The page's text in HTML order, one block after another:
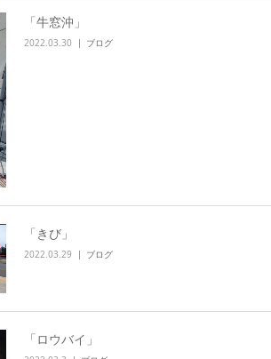
「牛窓沖」
2022.03.30 ブログ
「きび」
2022.03.29 ブログ
「ロウバイ」